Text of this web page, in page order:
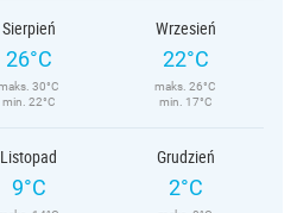
Sierpień
26°C
30°C
min. 22°C
Wrzesień
22°C
maks. 26°C
min. 17°C
Listopad
9°C
Grudzień
2°C